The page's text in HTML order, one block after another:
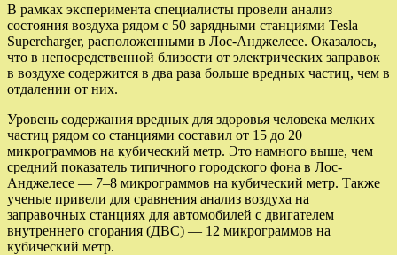
В рамках эксперимента специалисты провели анализ
состояния воздуха рядом с 50 зарядными станциями Tesla
Supercharger, расположенными в Лос-Анджелесе. Оказалось,
что в непосредственной близости от электрических заправок
в воздухе содержится в два раза больше вредных частиц, чем в
отдалении от них.
Уровень содержания вредных для здоровья человека мелких
частиц рядом со станциями составил от 15 до 20
микрограммов на кубический метр. Это намного выше, чем
средний показатель типичного городского фона в Лос-
Анджелесе — 7–8 микрограммов на кубический метр. Также
ученые привели для сравнения анализ воздуха на
заправочных станциях для автомобилей с двигателем
внутреннего сгорания (ДВС) — 12 микрограммов на
кубический метр.